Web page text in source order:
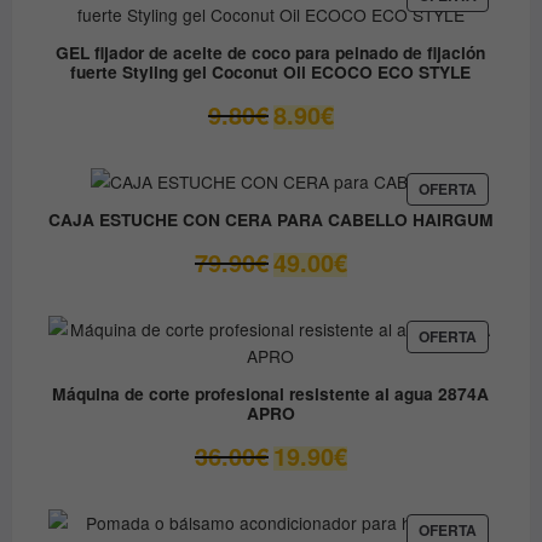
12.30€.6.15€.
EN
GEL fijador de aceite de coco para peinado de fijación
fuerte Styling gel Coconut Oil ECOCO ECO STYLE
9.80€ El
precio
era:
9.80€.
8.90€El
precio
es:
8.90€.
OFERTA
EN
CAJA ESTUCHE CON CERA PARA CABELLO HAIRGUM
79.90€ El
precio
era:
79.90€.
49.00€El
precio
es:
OFERTA
EN
Máquina de corte profesional resistente al agua 2874A
APRO
36.00€ El
precio
era:
19.90€El
precio
es:
OFERTA